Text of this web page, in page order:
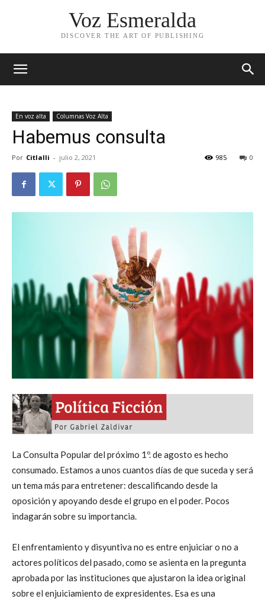
Voz Esmeralda
DISCOVER THE ART OF PUBLISHING
En voz alta Columnas Voz Alta
Habemus consulta
Por Citlalli - julio 2, 2021 0
985
La Consulta Popular del próximo 1º. de agosto es hecho
consumado. Estamos a unos cuantos días de que suceda y será
un tema más para entretener: descalificando desde la
oposición y apoyando desde el grupo en el poder. Pocos
indagarán sobre su importancia.
El enfrentamiento y disyuntiva no es entre enjuiciar o no a
actores políticos del pasado, como se asienta en la pregunta
aprobada por las instituciones que ajustaron la idea original
sobre el enjuiciamiento de expresidentes. Esa es una